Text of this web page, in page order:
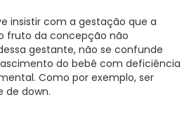
insistir com a gestação que a
fruto da concepção não
gestante, não se confunde
do bebê com deficiência
Como por exemplo, ser
de down.